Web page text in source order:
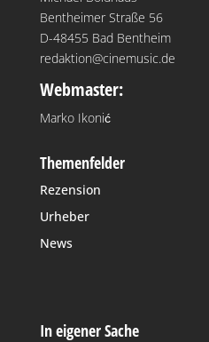
Bentheimer Straße 56
D-48455 Bad Bentheim
redaktion@cinemusic.de
Webmaster:
Marko Ikonić
Themenfelder
Rezension
Urheber
News
In eigener Sache